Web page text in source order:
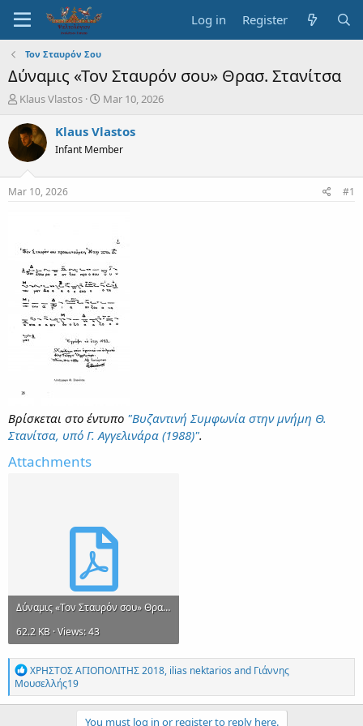
Log in Register
Τον Σταυρόν Σου
Δύναμις «Τον Σταυρόν σου» Θρασ. Στανίτσα
T
r
e
a
t
e
r
Klaus Vlastos
S
a
t
Mar 10, 2026
Klaus Vlastos
Infant Member
Mar 10, 2026 #1
Βρίσκεται στο έντυπο "Βυζαντινή Συμφωνία στην μνήμη Θ.
Στανίτσα, υπό Γ. Αγγελινάρα (1988)".
Attachments
Δύναμις «Τον Σταυρόν σου» Θρασ. Στανίτσα.pdf
62.2 KB · Views: 43
R
e
a
c
ΧΡΗΣΤΟΣ ΑΓΙΟΠΟΛΙΤΗΣ 2018, ilias nektarios and Γιάννης
Μουσελλής19
You must log in or register to reply here.